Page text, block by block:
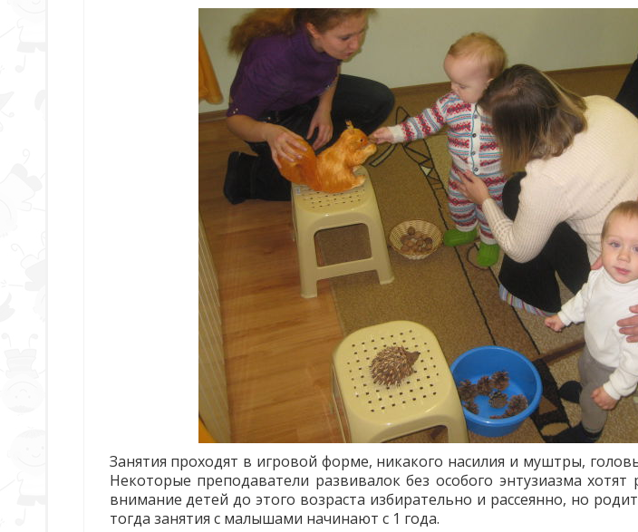
Занятия проходят в игровой форме, никакого насилия и муштры,
Некоторые преподаватели развивалок без особого энтузиазма
внимание детей до этого возраста избирательно и рассеянно, но
тогда занятия с малышами начинают с 1 года.